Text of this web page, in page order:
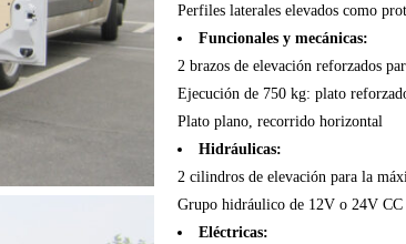
Perfiles laterales elevados como
Funcionales y mecánicas:
2 brazos de elevación reforzados
Ejecución de 750 kg: plato
Plato plano, recorrido horizontal
Hidráulicas:
2 cilindros de elevación para la
Grupo hidráulico de 12V o 24V
Eléctricas: